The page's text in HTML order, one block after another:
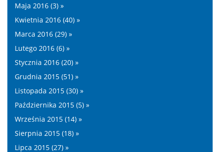
Maja 2016 (3) »
Kwietnia 2016 (40) »
Marca 2016 (29) »
Lutego 2016 (6) »
Stycznia 2016 (20) »
Grudnia 2015 (51) »
Listopada 2015 (30) »
Października 2015 (5) »
Września 2015 (14) »
Sierpnia 2015 (18) »
Lipca 2015 (27) »